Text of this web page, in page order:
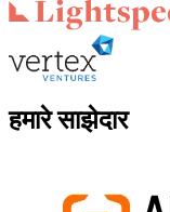
हमारे साझेदार